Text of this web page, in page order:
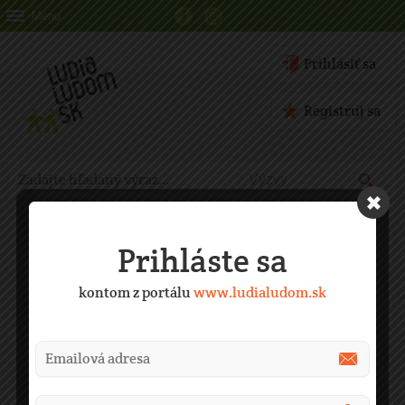
Menu
Prihlásiť sa
Registruj sa
Prihláste sa
kontom z portáluwww.ludialudom.sk